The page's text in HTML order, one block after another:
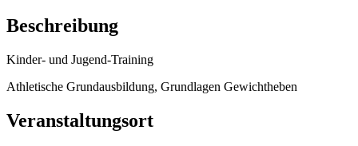
Beschreibung
Kinder- und Jugend-Training
Athletische Grundausbildung, Grundlagen Gewichtheben
Veranstaltungsort